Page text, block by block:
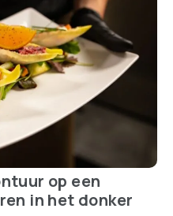
op een
in het donker